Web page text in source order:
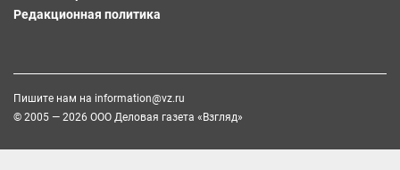
Редакционная политика
Пишите нам на information@vz.ru
© 2005 — 2026 ООО Деловая газета «Взгляд»